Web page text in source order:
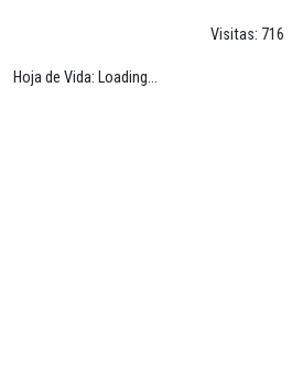
Visitas: 716
Hoja de Vida: Loading...